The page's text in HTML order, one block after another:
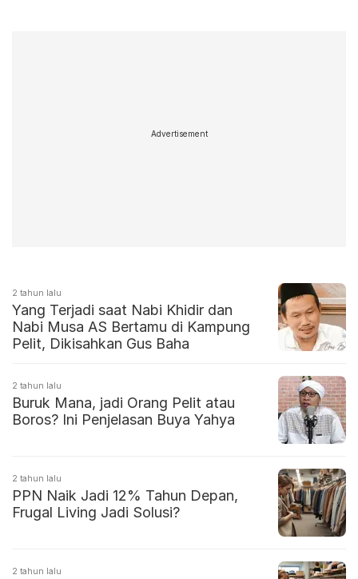
Advertisement
2 tahun lalu
Yang Terjadi saat Nabi Khidir dan
Nabi Musa AS Bertamu di Kampung
Pelit, Dikisahkan Gus Baha
2 tahun lalu
Buruk Mana, jadi Orang Pelit atau
Boros? Ini Penjelasan Buya Yahya
2 tahun lalu
PPN Naik Jadi 12% Tahun Depan,
Frugal Living Jadi Solusi?
2 tahun lalu